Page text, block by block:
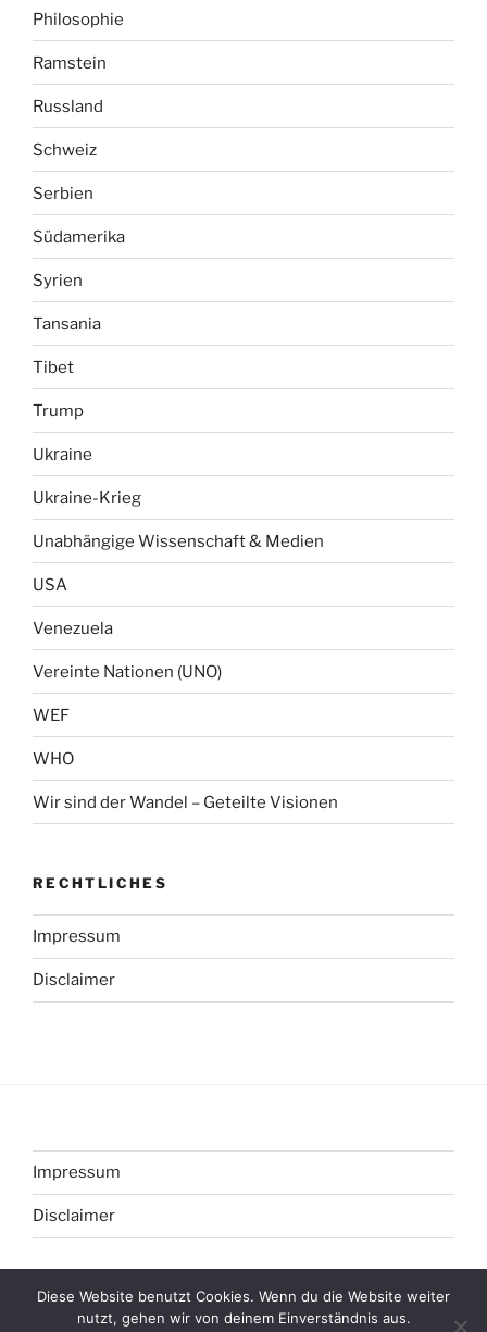
Philosophie
Ramstein
Russland
Schweiz
Serbien
Südamerika
Syrien
Tansania
Tibet
Trump
Ukraine
Ukraine-Krieg
Unabhängige Wissenschaft & Medien
USA
Venezuela
Vereinte Nationen (UNO)
WEF
WHO
Wir sind der Wandel – Geteilte Visionen
RECHTLICHES
Impressum
Disclaimer
Impressum
Disclaimer
Diese Website benutzt Cookies. Wenn du die Website weiter
nutzt, gehen wir von deinem Einverständnis aus.